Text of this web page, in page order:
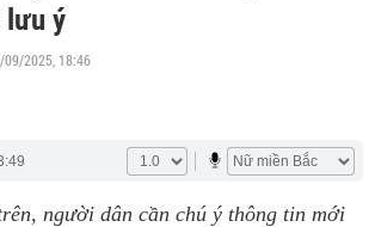
lưu ý
09/2025, 18:46
người dân cần chú ý thông tin mới